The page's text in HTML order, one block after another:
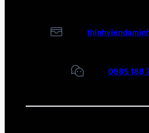
0985 188